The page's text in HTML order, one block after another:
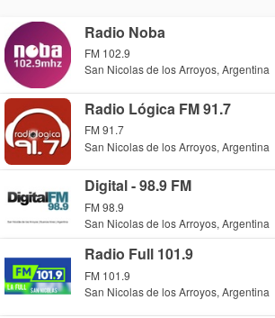
Radio Noba
FM 102.9
San Nicolas de los Arroyos, Argentina
Radio Lógica FM 91.7
FM 91.7
San Nicolas de los Arroyos, Argentina
Digital - 98.9 FM
FM 98.9
San Nicolas de los Arroyos, Argentina
Radio Full 101.9
FM 101.9
San Nicolas de los Arroyos, Argentina